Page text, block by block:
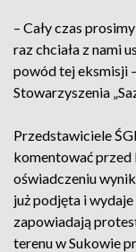
– Cały czas
raz chciała z nami
powód tej eksmisji
Stowarzyszenia
Przedstawiciele
komentować przed
oświadczeniu
już podjęta i
zapowiadają
terenu w Sukowie